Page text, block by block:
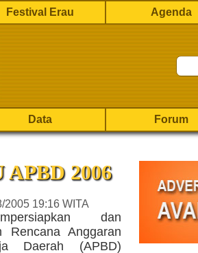
Festival Erau Agenda
Data Forum
2006
2005 19:16 WITA
dan
Rencana Anggaran
Daerah (APBD)